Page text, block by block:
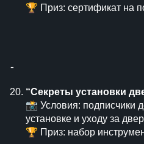
🏆 Приз: сертификат на
⁃
“Секреты установки
📸 Условия: подписчики
установке и уходу за
🏆 Приз: набор